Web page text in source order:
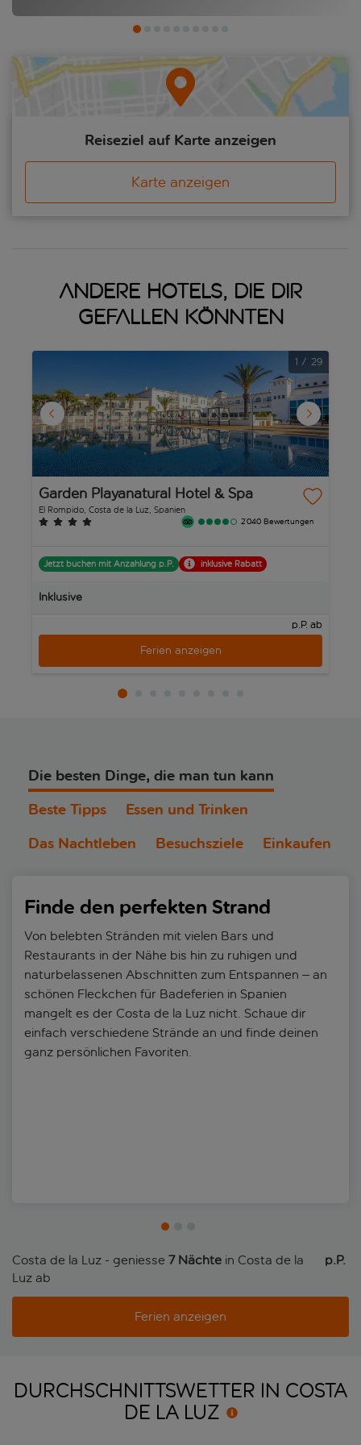
Klassiker auf der Speisekarte, aber Andalusien hat eine ganz
Einflüsse von der anderen Seite der Strasse von Gibraltar
geprägt wurde.
Egal ob Natur, Geschichte oder Essen dein Herz höher schlagen
Reiseziel auf Karte anzeigen
Karte anzeigen
Andere Hotels, die dir
gefallen könnten
1 / 29
Garden Playanatural Hotel & Spa
El Rompido, Costa de la Luz, Spanien
2’040 Bewertungen
Jetzt buchen mit Anzahlung p.P. inklusive Rabatt
Inklusive
p.P. ab
Ferien anzeigen
Die besten Dinge, die man tun kann
Beste Tipps
Essen und Trinken
Das Nachtleben
Besuchsziele Einkaufen
Finde den perfekten Strand
Von belebten Stränden mit vielen Bars und
Restaurants in der Nähe bis hin zu ruhigen und
naturbelassenen Abschnitten zum Entspannen – an
schönen Fleckchen für Badeferien in Spanien
mangelt es der Costa de la Luz nicht. Schaue dir
einfach verschiedene Strände an und finde deinen
ganz persönlichen Favoriten.
Costa de la Luz - geniesse 7 Nächte in Costa de la
Luz ab
p.P.
Ferien anzeigen
DURCHSCHNITTSWETTER IN COSTA
DE LA LUZ